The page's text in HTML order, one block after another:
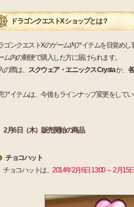
ドラゴンクエストX ショップとは？
ゴンクエストXのゲーム内アイテムを目覚めし
ム内の郵便で購入した方に届けられます。
の際は、 スクウェア・エニックス Crystaか、
アイテムは、今後もラインナップ変更をして
2月6日（木）販売開始の商品
チョコハット
チョコハットは、 2014年2月6日 13:00 ～ 2月15